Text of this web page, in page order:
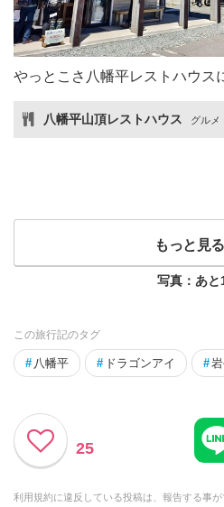
やっとこさ八幡平レストハウス
八幡平山頂レストハウス グルメ
もっと見る
写真：あと
この旅行記のタグ
# 八幡平 # ドラゴンアイ #
25
利用規約に違反している投稿は、報告する事が